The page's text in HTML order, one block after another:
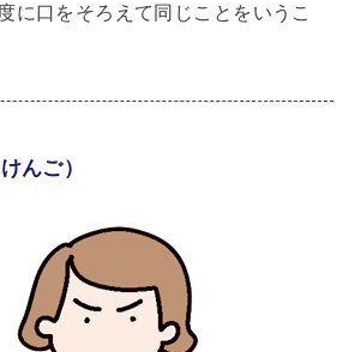
に口をそろえて同じことをいうこ
んご）